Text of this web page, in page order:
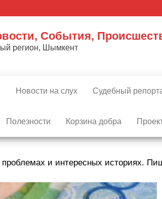
События,
регион, Шымкент
Новости на слух Судебный
Полезности Корзина добра
и интересных историях.